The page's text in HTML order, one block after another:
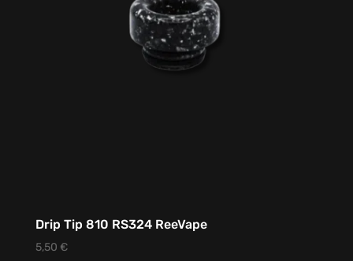
Drip Tip 810 RS324 ReeVape
5,50 €